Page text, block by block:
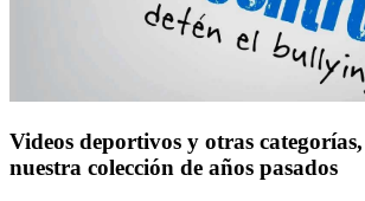
Videos deportivos y otras
nuestra colección de años pasados